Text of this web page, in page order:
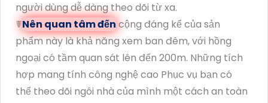
người dùng dễ dàng theo dõi từ xa.
☤Nên quan tâm đến cộng đáng kể của sản
phẩm này là khả năng xem ban đêm, với hồng
ngoại có tầm quan sát lên đến 200m. Những tích
hợp mang tính công nghệ cao Phục vụ bạn có
thể theo dõi ngôi nhà của mình một cách an toàn